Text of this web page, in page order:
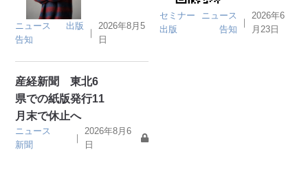
ニュース
出版
告知
｜
2026年8月5
日
セミナー
ニュース
出版
告知
｜
2026年6
月23日
産経新聞 東北6
県での紙版発行11
月末で休止へ
ニュース
新聞
｜
2026年8月6
日